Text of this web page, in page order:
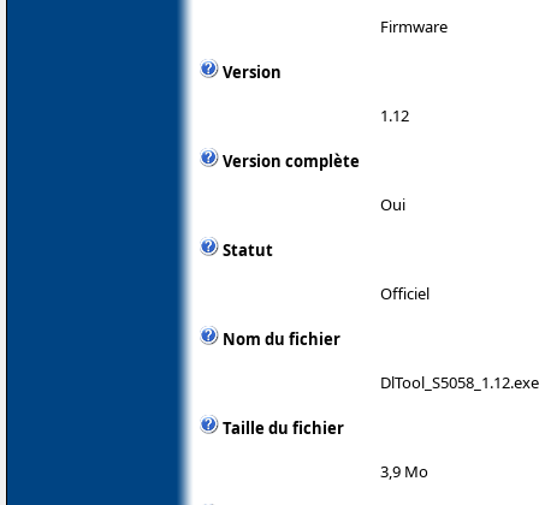
Firmware
Version
1.12
Version complète
Oui
Statut
Officiel
Nom du fichier
DlTool_S5058_1.12.exe
Taille du fichier
3,9 Mo